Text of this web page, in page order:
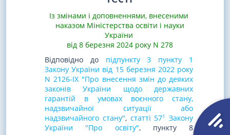
Із змінами і доповненнями, внесеними
наказом Міністерства освіти і науки
України
від 8 березня 2024 року N 278
Відповідно до підпункту 3 пункту 1
Закону України від 15 березня 2022 року
N 2126-IX "Про внесення змін до деяких
законів України щодо державних
гарантій в умовах воєнного стану,
надзвичайної ситуації або
надзвичайного стану", статті 571
Закону
України "Про освіту", пункту 8